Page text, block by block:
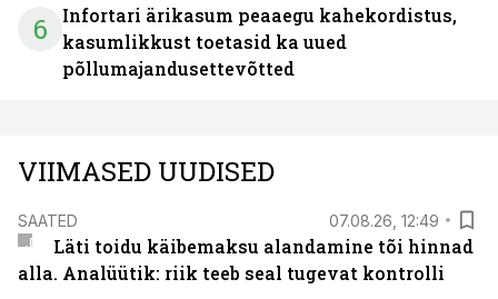
6
Infortari ärikasum peaaegu kahekordistus,
kasumlikkust toetasid ka uued
põllumajandusettevõtted
VIIMASED UUDISED
SAATED 07.08.26, 12:49
Läti toidu käibemaksu alandamine tõi hinnad
alla. Analüütik: riik teeb seal tugevat kontrolli